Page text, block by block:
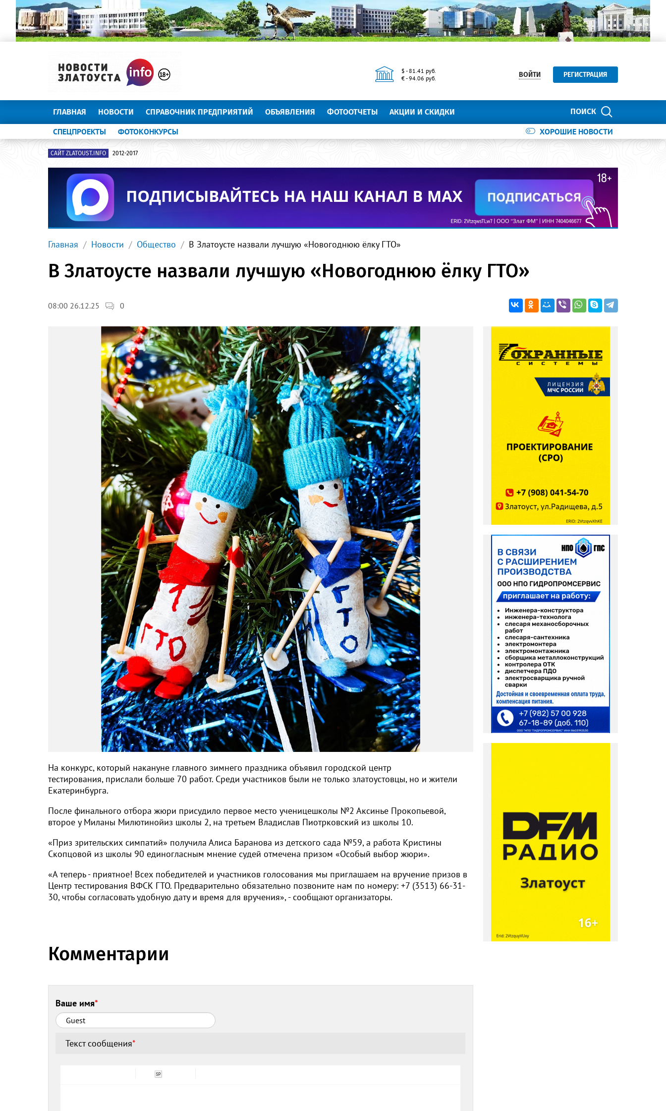
$ - 81.41 руб.
€ - 94.06 руб.
ВОЙТИ РЕГИСТРАЦИЯ
ПОИСК
ГЛАВНАЯ НОВОСТИ СПРАВОЧНИК ПРЕДПРИЯТИЙ ОБЪЯВЛЕНИЯ ФОТООТЧЕТЫ АКЦИИ И СКИДКИ
ХОРОШИЕ НОВОСТИ
СПЕЦПРОЕКТЫ ФОТОКОНКУРСЫ
САЙТ ZLATOUST.INFO 2012-2017
Главная Новости Общество В Златоусте назвали лучшую «Новогоднюю ёлку ГТО»
В Златоусте назвали лучшую «Новогоднюю ёлку ГТО»
08:00 26.12.25 0
На конкурс, который накануне главного зимнего праздника объявил городской центр
тестирования, прислали больше 70 работ. Среди участников были не только златоустовцы, но и жители
Екатеринбурга.
После финального отбора жюри присудило первое место ученицешколы №2 Аксинье Прокопьевой,
второе у Миланы Милютинойиз школы 2, на третьем Владислав Пиотрковский из школы 10.
«Приз зрительских симпатий» получила Алиса Баранова из детского сада №59, а работа Кристины
Скопцовой из школы 90 единогласным мнение судей отмечена призом «Особый выбор жюри».
«А теперь - приятное! Всех победителей и участников голосования мы приглашаем на вручение призов в
Центр тестирования ВФСК ГТО. Предварительно обязательно позвоните нам по номеру: +7 (3513) 66-31-
30, чтобы согласовать удобную дату и время для вручения», - сообщают организаторы.
Комментарии
Ваше имя*
Текст сообщения*